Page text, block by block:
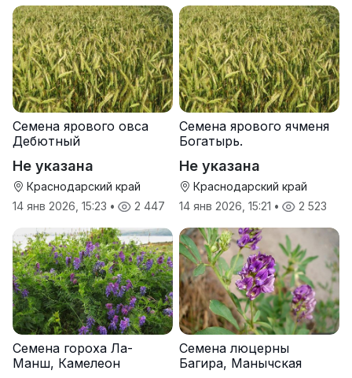
Семена ярового овса
Дебютный
Не указана
Краснодарский край
14 янв 2026, 15:23 • 2 447
Семена ярового ячменя
Богатырь.
Не указана
Краснодарский край
14 янв 2026, 15:21 • 2 523
Семена гороха Ла-
Манш, Камелеон
Семена люцерны
Багира, Манычская